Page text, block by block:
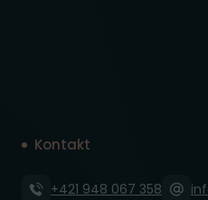
Kontakt
+421 948 067 358